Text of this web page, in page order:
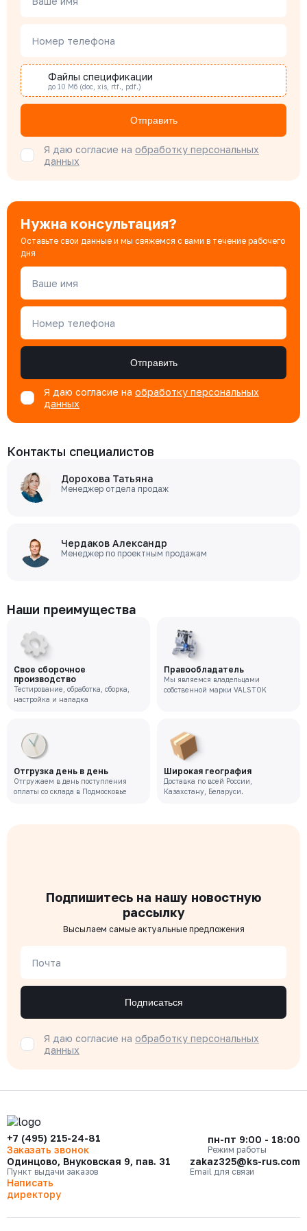
Специалист отдела снабжения
Бондарюк Евгения
Специалист отдела продаж
Номер телефона
Файлы спецификации
до 10 Мб (doc, xis, rtf., pdf.)
Отправить
Я даю согласие на обработку персональных
данных
Нужна консультация?
Оставьте свои данные и мы свяжемся с вами в течение рабочего
дня
Ваше имя
Номер телефона
Отправить
Я даю согласие на обработку персональных
данных
Контакты специалистов
Дорохова Татьяна
Менеджер отдела продаж
Чердаков Александр
Менеджер по проектным продажам
Наши преимущества
Свое сборочное
производство
Тестирование, обработка, сборка,
настройка и наладка
Правообладатель
Мы являемся владельцами
собственной марки VALSTOK
Отгрузка день в день
Отгружаем в день поступления
оплаты со склада в Подмосковье
Широкая география
Доставка по всей России,
Казахстану, Беларуси.
Подпишитесь на нашу новостную
рассылку
Высылаем самые актуальные предложения
Почта
Подписаться
Я даю согласие на обработку персональных
данных
+7 (495) 215-24-81
Заказать звонок
пн-пт 9:00 - 18:00
Режим работы
Одинцово, Внуковская 9, пав. 31
Пункт выдачи заказов
zakaz325@ks-rus.com
Email для связи
Написать
директору